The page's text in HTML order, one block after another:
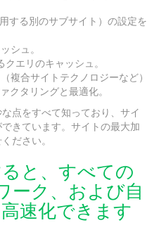
する別のサブサイト）の設定を
シュ。
エリのキャッシュ。
複合サイトテクノロジーなど）
クタリングと最適化。
点をすべて知っており、サイ
きています。サイトの最大加
ださい。
と、すべての
ーク、および自
速化できます